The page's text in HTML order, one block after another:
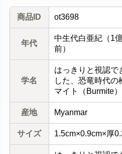
商品ID ot3698
年代
中生代白亜紀（1
前）
学名
はっきりと視認で
した、恐竜時代の
マイト（Burmite）
産地 Myanmar
サイズ 1.5cm×0.9cm×厚